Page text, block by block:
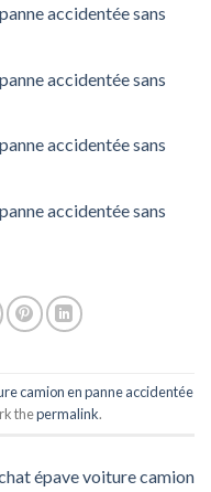
accidentée sans
accidentée sans
accidentée sans
accidentée sans
camion en panne accidentée
thepermalink.
épave voiture camion